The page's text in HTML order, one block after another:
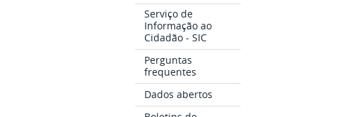
Serviço de
Informação ao
Cidadão - SIC
Perguntas
frequentes
Dados abertos